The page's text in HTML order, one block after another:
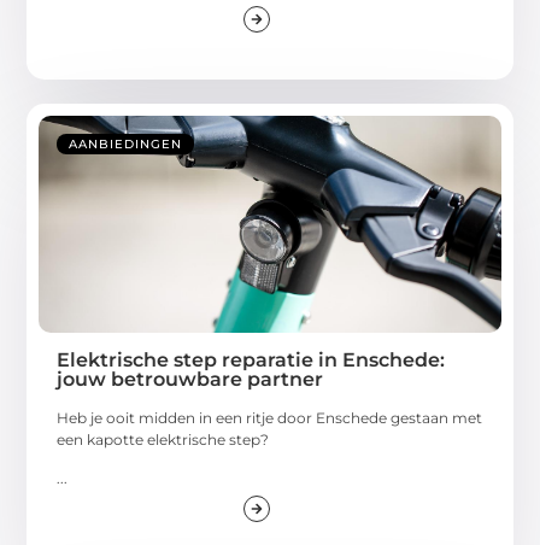
AANBIEDINGEN
Elektrische step reparatie in Enschede:
jouw betrouwbare partner
Heb je ooit midden in een ritje door Enschede gestaan met
een kapotte elektrische step?
...